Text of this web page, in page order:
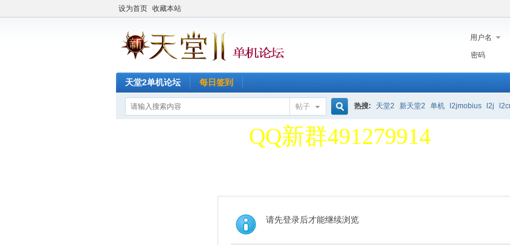
设为首页 收藏本站
用户名
密码
天堂2单机论坛 每日签到
帖子 热搜: 天堂2 新天堂2 单机 l2jmobius l2j
天堂2单机论坛 欢迎大家
QQ新群491279914
QQ新群491279914
请先登录后才能继续浏览